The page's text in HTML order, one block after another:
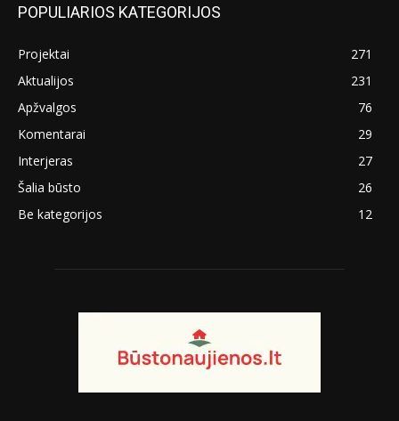
POPULIARIOS KATEGORIJOS
Projektai
271
Aktualijos
231
Apžvalgos
76
Komentarai
29
Interjeras
27
Šalia būsto
26
Be kategorijos
12